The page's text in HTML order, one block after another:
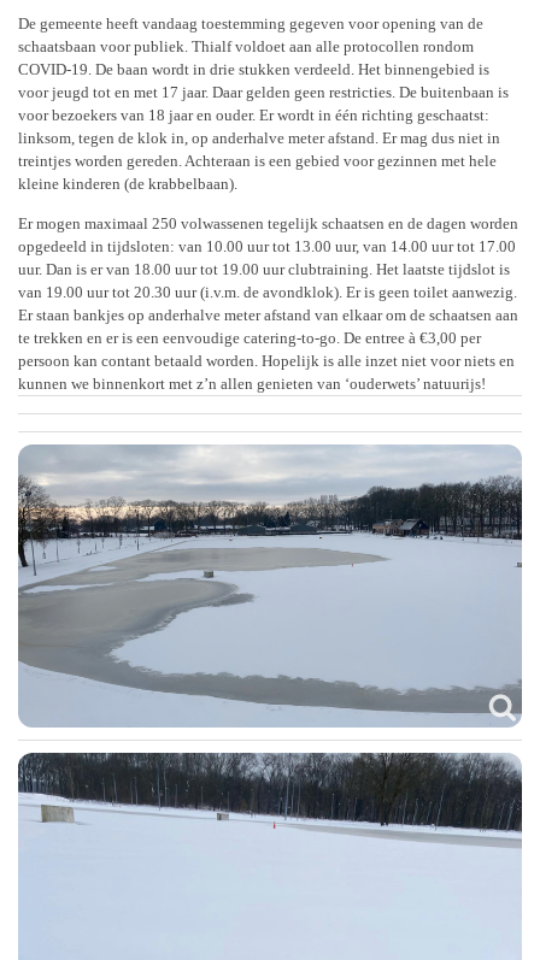
De gemeente heeft vandaag toestemming gegeven voor opening van de
schaatsbaan voor publiek. Thialf voldoet aan alle protocollen rondom
COVID-19. De baan wordt in drie stukken verdeeld. Het binnengebied is
voor jeugd tot en met 17 jaar. Daar gelden geen restricties. De buitenbaan is
voor bezoekers van 18 jaar en ouder. Er wordt in één richting geschaatst:
linksom, tegen de klok in, op anderhalve meter afstand. Er mag dus niet in
treintjes worden gereden. Achteraan is een gebied voor gezinnen met hele
kleine kinderen (de krabbelbaan).
Er mogen maximaal 250 volwassenen tegelijk schaatsen en de dagen worden
opgedeeld in tijdsloten: van 10.00 uur tot 13.00 uur, van 14.00 uur tot 17.00
uur. Dan is er van 18.00 uur tot 19.00 uur clubtraining. Het laatste tijdslot is
van 19.00 uur tot 20.30 uur (i.v.m. de avondklok). Er is geen toilet aanwezig.
Er staan bankjes op anderhalve meter afstand van elkaar om de schaatsen aan
te trekken en er is een eenvoudige catering-to-go. De entree à €3,00 per
persoon kan contant betaald worden. Hopelijk is alle inzet niet voor niets en
kunnen we binnenkort met z’n allen genieten van ‘ouderwets’ natuurijs!